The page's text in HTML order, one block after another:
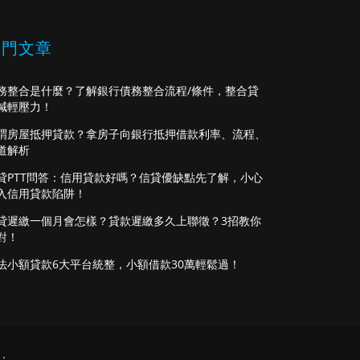
文章
整合是什麼？了解銀行債務整合流程/條件，整合貸
輕壓力！
房屋抵押貸款？拿房子向銀行抵押借款利率、流程、
解析
PTT問答：信用貸款好嗎？信貸優缺點先了解，小心
信用貸款陷阱！
遲繳一個月會怎樣？貸款遲繳多久上聯徵？3招教你
！
小額貸款6大平台統整，小額借款30萬輕鬆過！